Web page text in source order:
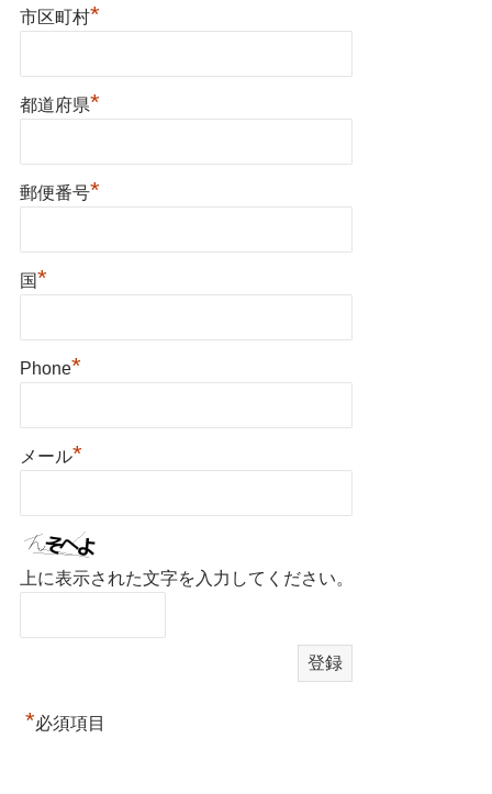
市区町村*
都道府県*
郵便番号*
国*
Phone*
メール*
上に表示された文字を入力してください。
*必須項目